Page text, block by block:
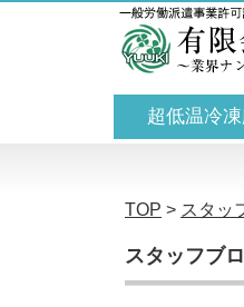
超低温冷
TOP > スタッ
スタッフブ